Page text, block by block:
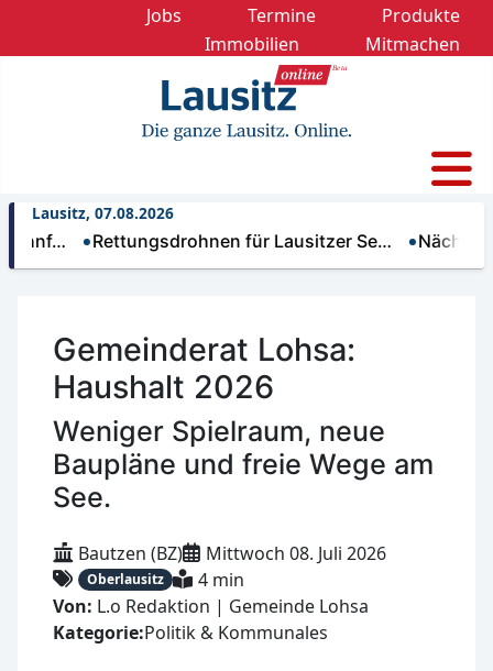
Jobs Termine
Produkte
Immobilien
Mitmachen
Lausitz, 07.08.2026
Rettungsdrohnen für Lausitzer Se… Nächtliche
Gemeinderat Lohsa:
Haushalt 2026
Weniger Spielraum, neue
Baupläne und freie Wege am
See.
Bautzen (BZ) Mittwoch 08. Juli 2026
Oberlausitz
4 min
Von: L.o Redaktion | Gemeinde Lohsa
Kategorie:Politik & Kommunales